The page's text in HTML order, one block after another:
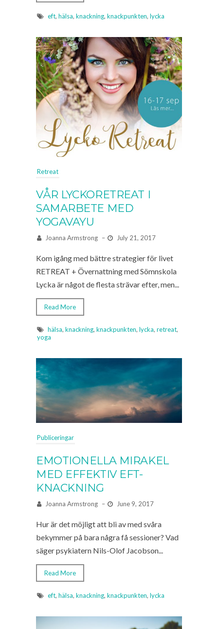
eft, hälsa, knackning, knackpunkten, lycka
Retreat
VÅR LYCKORETREAT I
SAMARBETE MED
YOGAVAYU
Joanna Armstrong – July 21, 2017
Kom igång med bättre strategier för livet
RETREAT + Övernattning med Sömnskola
Lycka är något de flesta strävar efter, men...
Read More
hälsa, knackning, knackpunkten, lycka, retreat,
yoga
Publiceringar
EMOTIONELLA MIRAKEL
MED EFFEKTIV EFT-
KNACKNING
Joanna Armstrong – June 9, 2017
Hur är det möjligt att bli av med svåra
bekymmer på bara några få sessioner? Vad
säger psykiatern Nils-Olof Jacobson...
Read More
eft, hälsa, knackning, knackpunkten, lycka